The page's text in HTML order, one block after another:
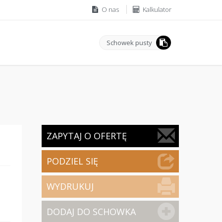
O nas Kalkulator
Schowek pusty
ZAPYTAJ O OFERTĘ
PODZIEL SIĘ
WYDRUKUJ
DODAJ DO SCHOWKA